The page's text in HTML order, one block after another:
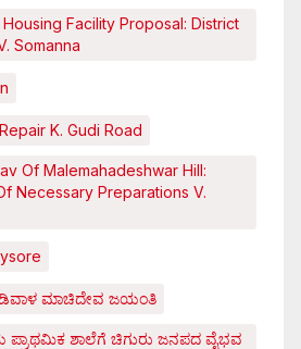
Facility Proposal: District
Somanna
K. Gudi Road
Of Malemahadeshwar Hill:
Necessary Preparations V.
ಮಾಚಿದೇವ ಜಯಂತಿ
ಪ್ರಾಥಮಿಕ ಶಾಲೆಗೆ ಚಿಗುರು ಜನಪದ ವೈಭವ